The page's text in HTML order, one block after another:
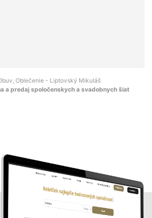
Oblečenie - Liptovský Mikuláš
a predaj spoločenskych a svadobnych šiat